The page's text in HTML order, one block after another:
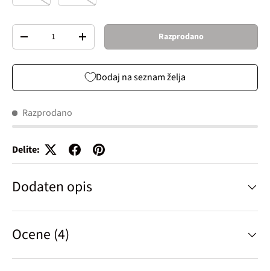
Količina
Decrease quantityIncrease quantity Razprodano
Dodaj na seznam želja
Razprodano
Delite:
Dodaten opis
Ocene (4)